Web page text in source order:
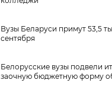
Вузы Беларуси примут 53,5
сентября
Белорусские вузы подвели
заочную бюджетную форму